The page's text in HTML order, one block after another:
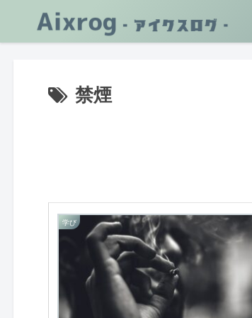
禁煙
学び